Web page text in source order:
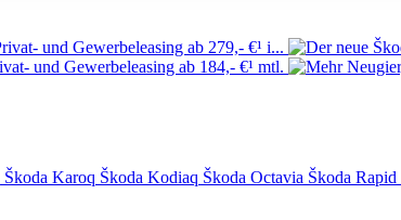
Škoda Karoq Škoda Kodiaq Škoda Octavia Škoda Rapid